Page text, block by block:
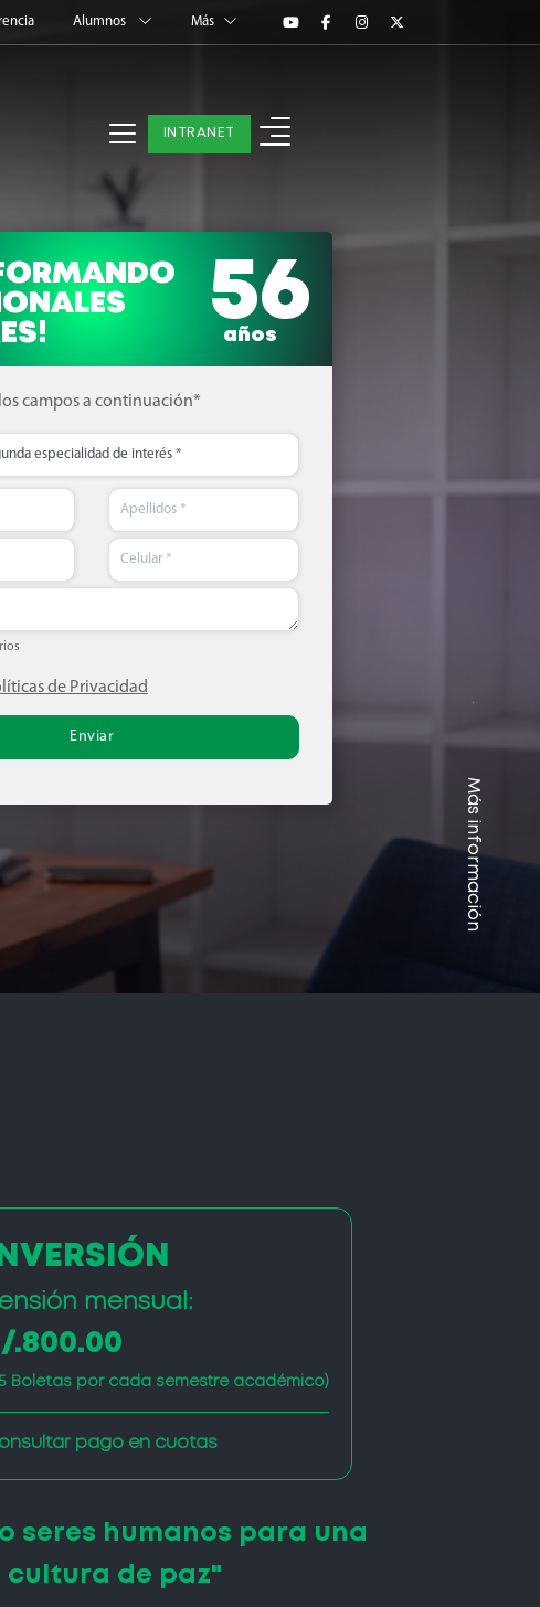
Alumnos Más
INTRANET
Más información
56
años
campos a continuación*
de Privacidad
Enviar
26
de Agosto
a continuación*
mensual:
.800.00
Boletas por cada semestre académico)
pago en cuotas
seres humanos para una
cultura de paz"